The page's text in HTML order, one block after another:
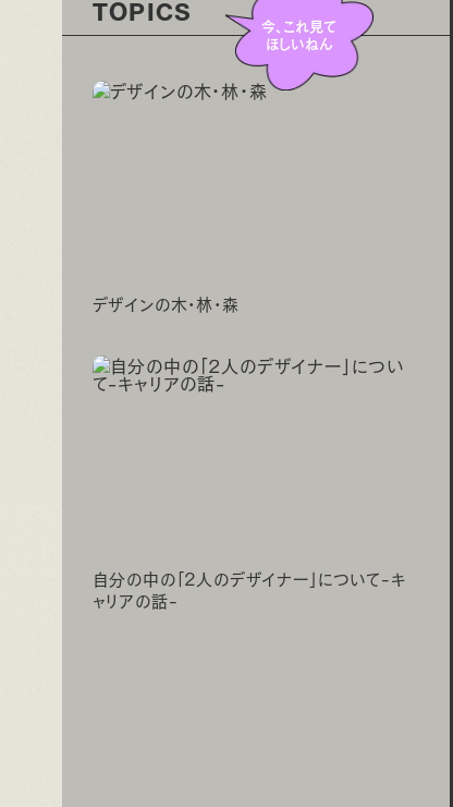
TOPICS
今、これ見て
ほしいねん
デザインの木・林・森
自分の中の「2人のデザイナー」について-キ
ャリアの話-